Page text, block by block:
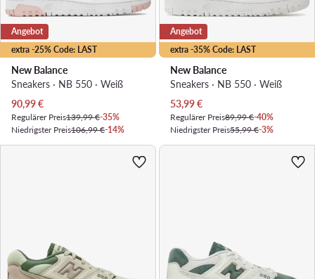
extra -25% Code: LAST
Angebot
New Balance
Sneakers · NB 550 · Weiß
Aktueller Preis
90,99€
Regulärer Preis139,99 €-35%
Niedrigster Preis106,99 €-14%
extra -35% Code: LAST
Angebot
New Balance
Sneakers · NB 550 · Weiß
Aktueller Preis
53,99€
Regulärer Preis89,99 €-40%
Niedrigster Preis55,99 €-3%